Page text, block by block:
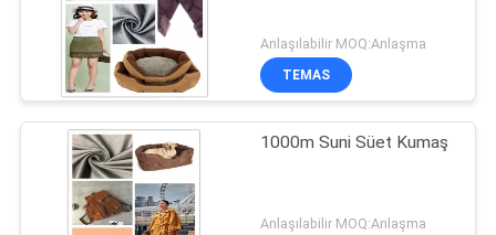
Anlaşılabilir MOQ:Anlaşma
TEMAS
1000m Suni Süet Kumaş
Anlaşılabilir MOQ:Anlaşma